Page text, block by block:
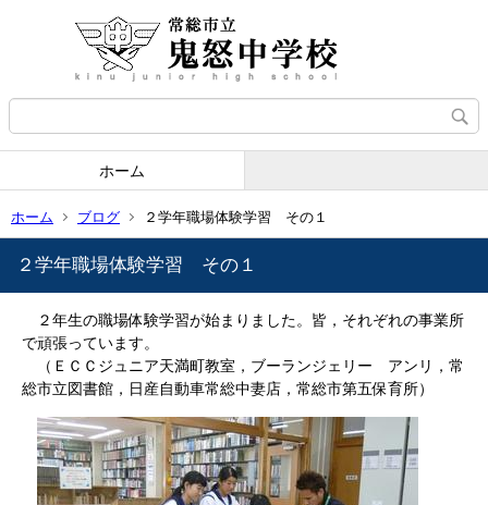
ホーム
ホーム ブログ ２学年職場体験学習 その１
２学年職場体験学習 その１
２年生の職場体験学習が始まりました。皆，それぞれの事業所
で頑張っています。
（ＥＣＣジュニア天満町教室，ブーランジェリー アンリ，常
総市立図書館，日産自動車常総中妻店，常総市第五保育所）